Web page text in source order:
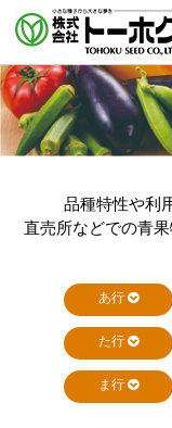
品種特性や利
直売所などでの青
あ行
た行
ま行